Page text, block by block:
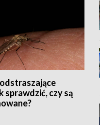
sprawdzić, czy są